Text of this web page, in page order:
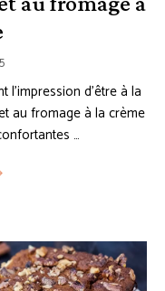
d’être à la
au fromage à la crème
…